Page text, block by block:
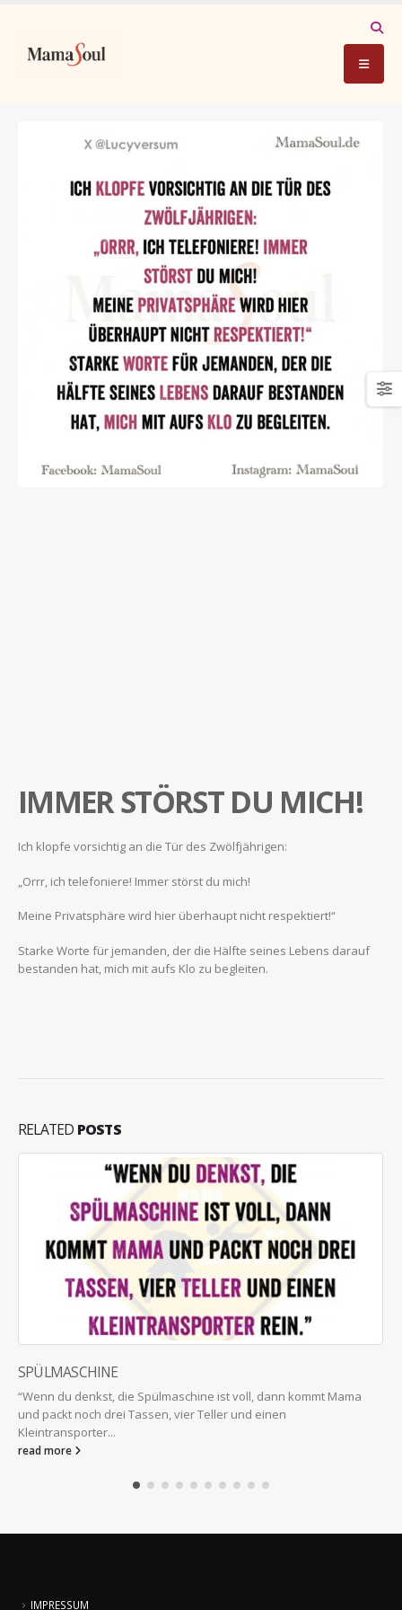
IMMER STÖRST DU MICH!
Ich klopfe vorsichtig an die Tür des Zwölfjährigen:
„Orrr, ich telefoniere! Immer störst du mich!
Meine Privatsphäre wird hier überhaupt nicht respektiert!“
Starke Worte für jemanden, der die Hälfte seines Lebens darauf
bestanden hat, mich mit aufs Klo zu begleiten.
RELATED POSTS
SPÜLMASCHINE
“Wenn du denkst, die Spülmaschine ist voll, dann kommt Mama
und packt noch drei Tassen, vier Teller und einen
Kleintransporter...
read more
IMPRESSUM